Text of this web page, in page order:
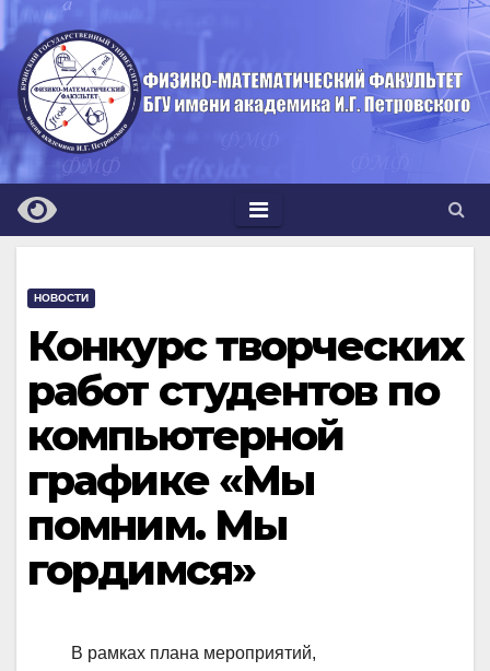
Перейти
к
содержимому
НОВОСТИ
Конкурс творческих
работ студентов по
компьютерной
графике «Мы
помним. Мы
гордимся»
В рамках плана мероприятий,